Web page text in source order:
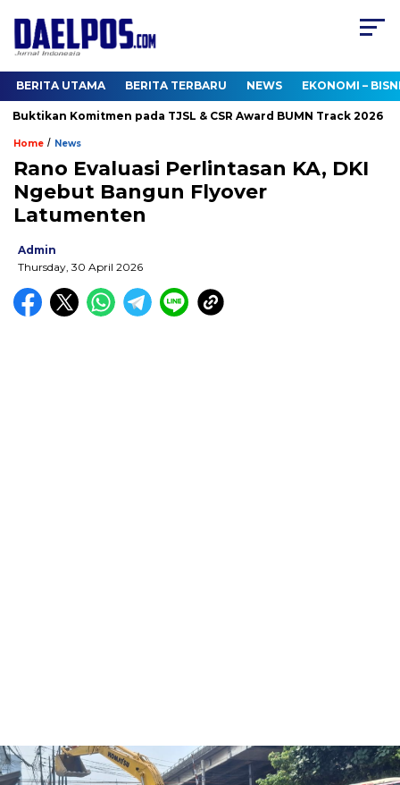
BERITA UTAMA BERITA TERBARU NEWS EKONOMI –
Komitmen pada TJSL & CSR Award BUMN Track 2026
Home / News
Rano Evaluasi Perlintasan KA, DKI
Ngebut Bangun Flyover
Latumenten
Admin
Thursday, 30 April 2026